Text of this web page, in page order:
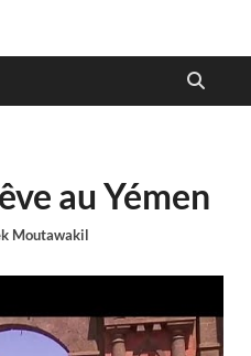
au Yémen
Moutawakil